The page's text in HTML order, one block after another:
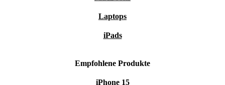
Laptops
iPads
Empfohlene Produkte
iPhone 15